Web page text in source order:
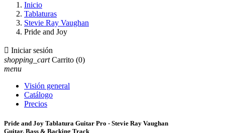
Inicio
Tablaturas
Stevie Ray Vaughan
Pride and Joy
 Iniciar sesión
shopping_cart Carrito (0)
menu
Visión general
Catálogo
Precios
Pride and Joy Tablatura Guitar Pro - Stevie Ray Vaughan
Guitar, Bass & Backing Track